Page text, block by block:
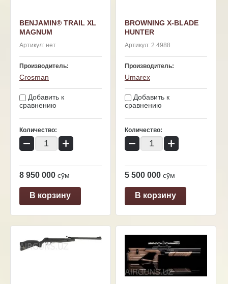
BENJAMIN® TRAIL XL
MAGNUM
Артикул: нет
Производитель:
Crosman
Добавить к
сравнению
Количество:
− +
8 950 000 сўм
В корзину
BROWNING X-BLADE
HUNTER
Артикул:2.4988
Производитель:
Umarex
Добавить к
сравнению
Количество:
− +
5 500 000 сўм
В корзину